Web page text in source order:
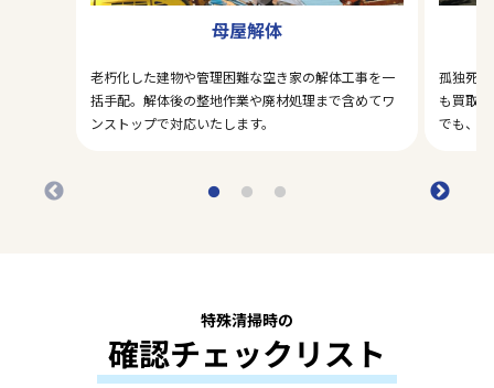
母屋解体
老朽化した建物や管理困難な空き家の解体工事を一
括手配。解体後の整地作業や廃材処理まで含めてワ
ンストップで対応いたします。
孤独死
も買取
でも、
特殊清掃時の
確認チェックリスト